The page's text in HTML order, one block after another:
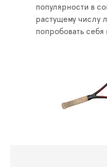
популярности в
растущему числу
попробовать себя